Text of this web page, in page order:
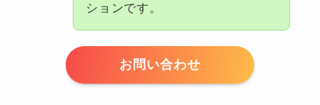
ションです。
お問い合わせ